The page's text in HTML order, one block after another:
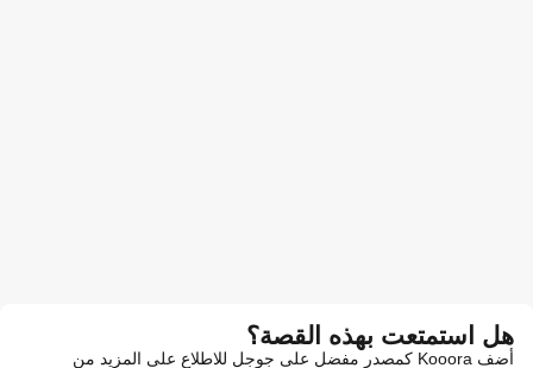
هل استمتعت بهذه القصة؟
أضف Kooora كمصدر مفضل على جوجل للاطلاع على المزيد من